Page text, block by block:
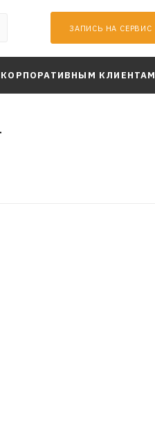
ЗАПИСЬ НА СЕРВИС
КОРПОРАТИВНЫМ КЛИЕНТАМ